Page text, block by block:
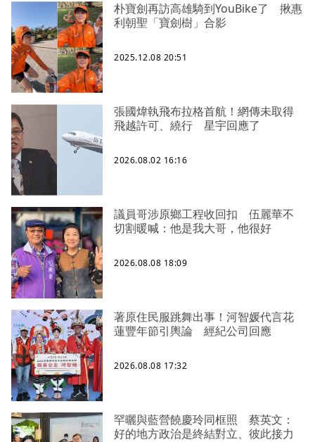
朴寶劍再訪高雄騎到YouBike了 揪惠
利朝聖「寶劍樹」合影
2025.12.08 20:51
張國煒執飛布拉格首航！網傳未取得
飛越許可、繞行 星宇回應了
2026.08.02 16:16
議員哥涉原鄉工程收回扣 伍麗華不
切割暖喊：他是我大哥，他很好
2026.08.08 18:09
著原住民服跳舞出事！河智媛代言花
蓮豐年節引輿論 經紀公司回應
2026.08.08 17:32
罕曬與藍營饒慶玲同框照 蔡英文：
好的地方政治是終結對立、彼此接力